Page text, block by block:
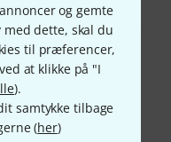
og gemte
dette, skal du
til præferencer,
at klikke på "I
).
samtykke tilbage
(her)
PayPal,